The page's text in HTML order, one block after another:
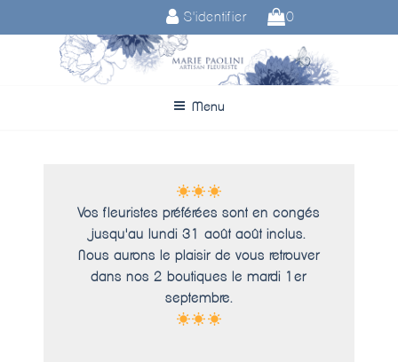
S'identifier 0
Menu
Vos fleuristes préférées sont en congés
jusqu'au lundi 31 août août inclus.
Nous aurons le plaisir de vous retrouver
dans nos 2 boutiques le mardi 1er
septembre.